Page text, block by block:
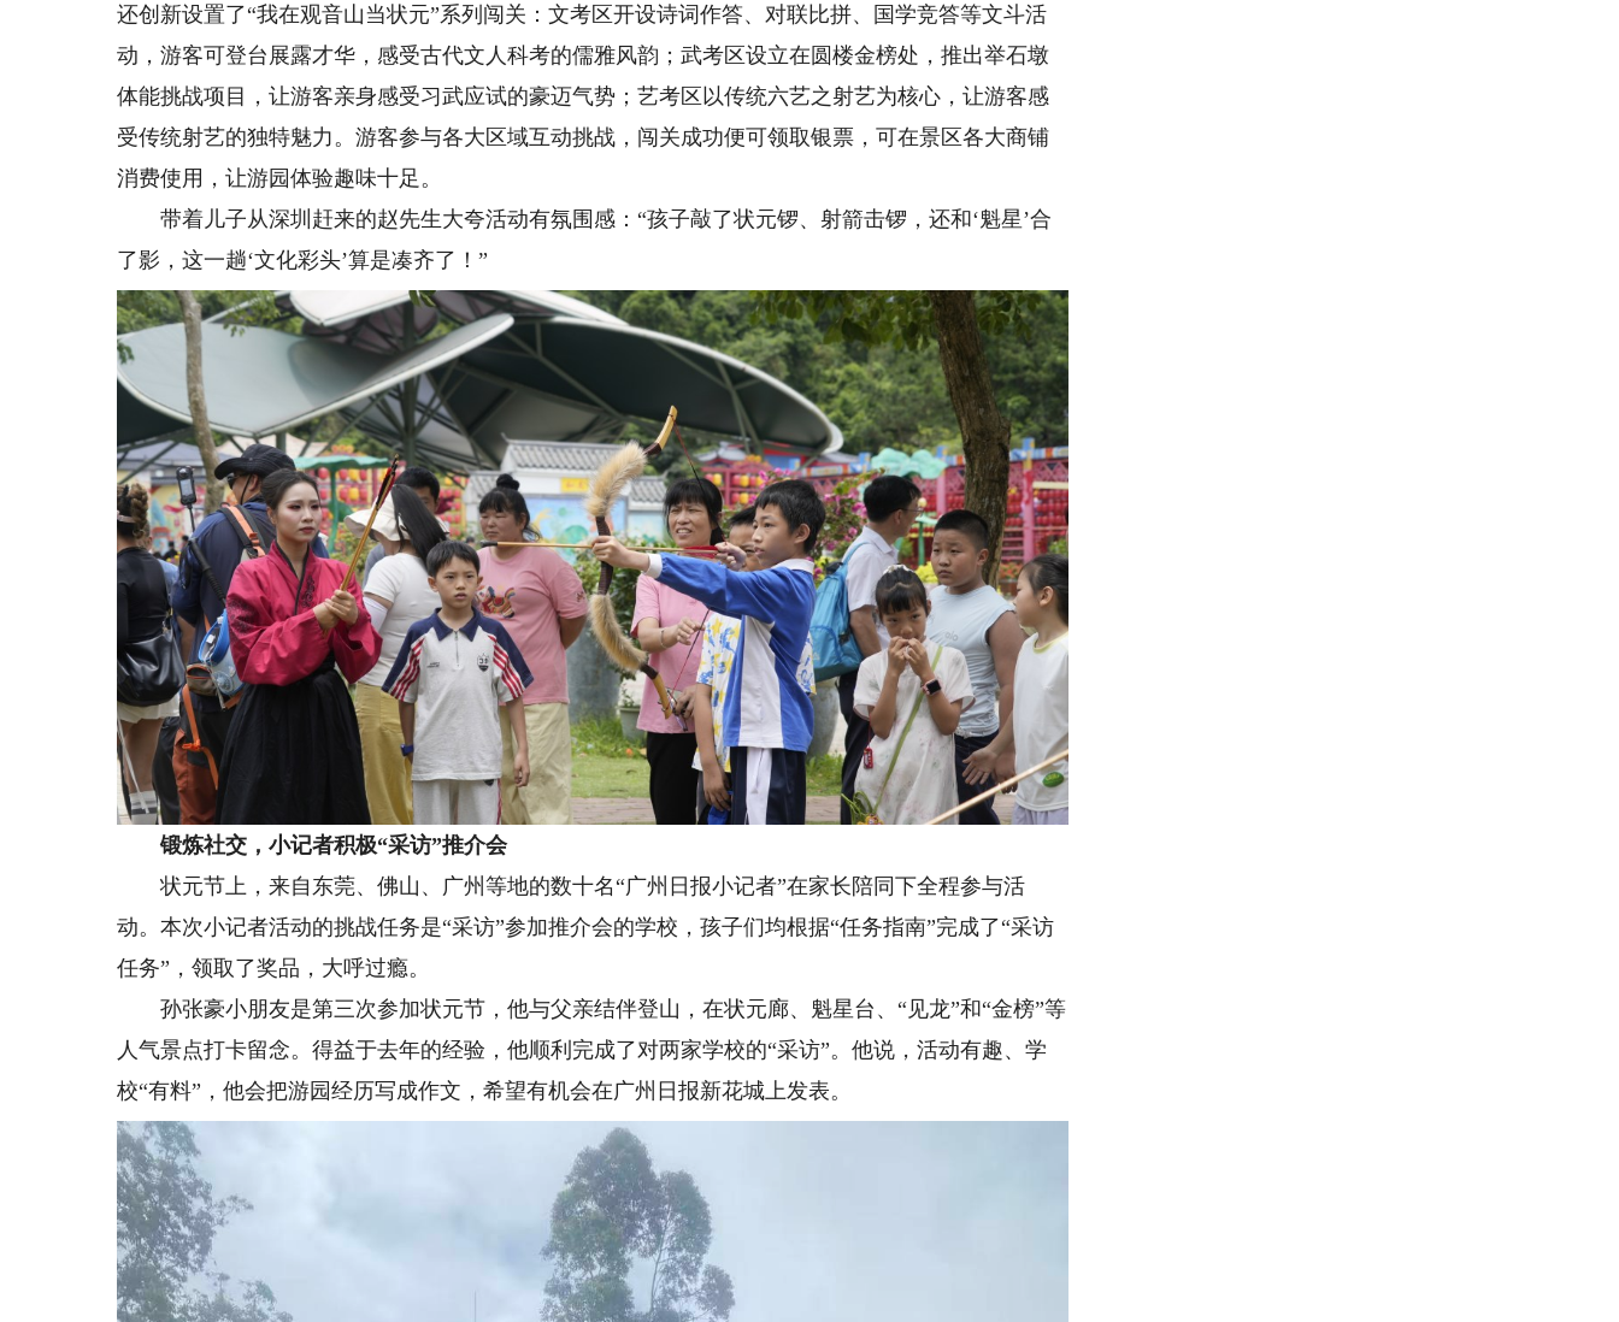
还创新设置了“我在观音山当状元”系列闯关：文考区开设诗词作答、对联比拼、国学竞答等文斗活
动，游客可登台展露才华，感受古代文人科考的儒雅风韵；武考区设立在圆楼金榜处，推出举石墩
体能挑战项目，让游客亲身感受习武应试的豪迈气势；艺考区以传统六艺之射艺为核心，让游客感
受传统射艺的独特魅力。游客参与各大区域互动挑战，闯关成功便可领取银票，可在景区各大商铺
消费使用，让游园体验趣味十足。
带着儿子从深圳赶来的赵先生大夸活动有氛围感：“孩子敲了状元锣、射箭击锣，还和‘魁星’合
了影，这一趟‘文化彩头’算是凑齐了！”
锻炼社交，小记者积极“采访”推介会
状元节上，来自东莞、佛山、广州等地的数十名“广州日报小记者”在家长陪同下全程参与活
动。本次小记者活动的挑战任务是“采访”参加推介会的学校，孩子们均根据“任务指南”完成了“采访
任务”，领取了奖品，大呼过瘾。
孙张豪小朋友是第三次参加状元节，他与父亲结伴登山，在状元廊、魁星台、“见龙”和“金榜”等
人气景点打卡留念。得益于去年的经验，他顺利完成了对两家学校的“采访”。他说，活动有趣、学
校“有料”，他会把游园经历写成作文，希望有机会在广州日报新花城上发表。